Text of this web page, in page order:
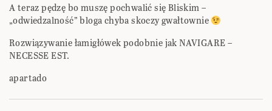
A teraz pędzę bo muszę pochwalić się Bliskim –
„odwiedzalność” bloga chyba skoczy gwałtownie
Rozwiązywanie łamigłówek podobnie jak NAVIGARE –
NECESSE EST.
apartado